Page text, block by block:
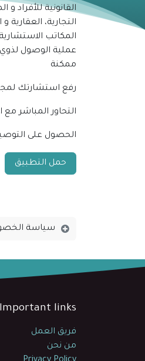
القانونية للأفراد
التجارية،
المكاتب
عملية الوصول
ممكنة
رفع استشارتك
التحاور المباشر
الحصول على
حمل التطبيق
سياسة
Important links
فريق العمل
من نحن